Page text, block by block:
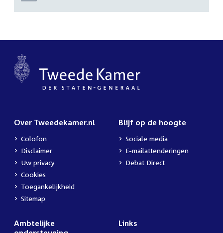
Over Tweedekamer.nl
Colofon
Disclaimer
Uw privacy
Cookies
Toegankelijkheid
Sitemap
Blijf op de hoogte
Sociale media
E-mailattenderingen
Debat Direct
Ambtelijke
Links